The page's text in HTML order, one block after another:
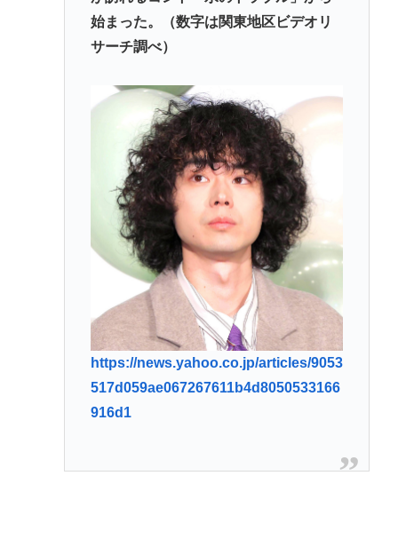
始まった。（数字は関東地区ビデオリ
サーチ調べ）
https://news.yahoo.co.jp/articles/9053
517d059ae067267611b4d8050533166
916d1